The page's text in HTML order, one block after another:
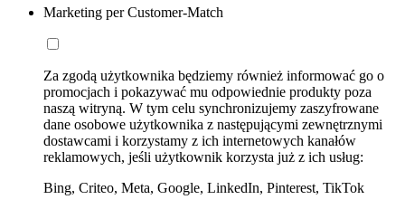
Marketing per Customer-Match
Za zgodą użytkownika będziemy również informować go o
promocjach i pokazywać mu odpowiednie produkty poza
naszą witryną. W tym celu synchronizujemy zaszyfrowane
dane osobowe użytkownika z następującymi zewnętrznymi
dostawcami i korzystamy z ich internetowych kanałów
reklamowych, jeśli użytkownik korzysta już z ich usług:
Bing, Criteo, Meta, Google, LinkedIn, Pinterest, TikTok